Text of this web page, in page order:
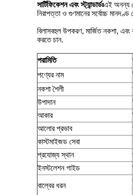
সার্টিফিকেশন এবং স্ট্যান্ডার্ডঃএই অনন্য
নিরাপত্তা ও গুণমানের সর্বোচ্চ
বিলাসবহুল উপকরণ, মার্জিত নকশা,
করতে চান.
পরামিতি
পণ্যের নাম
নকশা শৈলী
উপাদান
আকার
আলোর প্রভাব
কাস্টমাইজড সেবা
প্রযোজ্য স্থান
ইনস্টলেশন গাইড
বাল্বের ধরন